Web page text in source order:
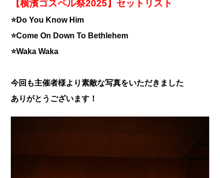
【横濱ゴスペル祭2025】セットリスト
⭐Do You Know Him
⭐Come On Down To Bethlehem
⭐Waka Waka
今回も主催者様より素敵な写真をいただきました
ありがとうございます！